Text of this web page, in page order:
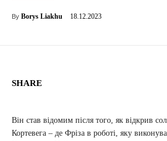
By Borys Liakhu 18.12.2023
SHARE
Він став відомим після того, як відкрив
Кортевега – де Фріза в роботі, яку